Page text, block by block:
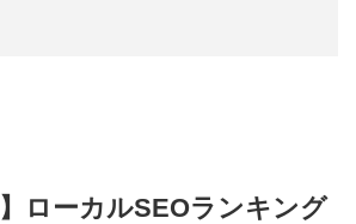
】ローカルSEOランキング